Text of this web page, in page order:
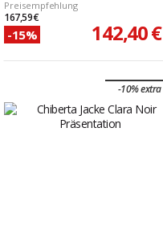
Preisempfehlung
167,59 €
-15% 142,40 €
-10% extra